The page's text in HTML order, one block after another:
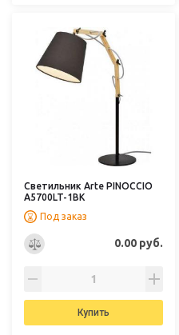
Светильник Arte PINOCCIO
A5700LT-1BK
Под заказ
0.00 руб.
Купить